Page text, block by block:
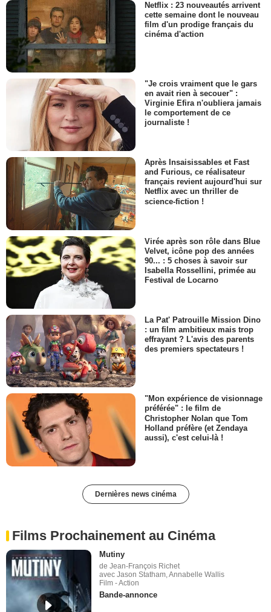
Netflix : 23 nouveautés arrivent
cette semaine dont le nouveau
film d'un prodige français du
cinéma d'action
"Je crois vraiment que le gars
en avait rien à secouer" :
Virginie Efira n'oubliera jamais
le comportement de ce
journaliste !
Après Insaisissables et Fast
and Furious, ce réalisateur
français revient aujourd'hui sur
Netflix avec un thriller de
science-fiction !
Virée après son rôle dans Blue
Velvet, icône pop des années
90... : 5 choses à savoir sur
Isabella Rossellini, primée au
Festival de Locarno
La Pat' Patrouille Mission Dino
: un film ambitieux mais trop
effrayant ? L'avis des parents
des premiers spectateurs !
"Mon expérience de visionnage
préférée" : le film de
Christopher Nolan que Tom
Holland préfère (et Zendaya
aussi), c'est celui-là !
Dernières news cinéma
Films Prochainement au Cinéma
Mutiny
de Jean-François Richet
avec Jason Statham, Annabelle Wallis
Film - Action
Bande-annonce